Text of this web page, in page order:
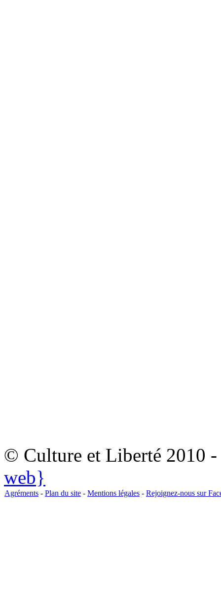
© Culture et Liberté 2010
web}
Agréments - Plan du site - Mentions légales - Rejoignez-nous sur